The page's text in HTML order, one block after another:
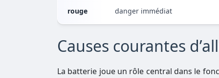
rouge danger immédiat
Causes courantes
La batterie joue un rôle central dans le